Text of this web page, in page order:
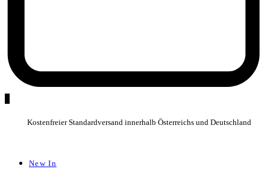
Kostenfreier Standardversand innerhalb Österreichs und Deutschland
New In